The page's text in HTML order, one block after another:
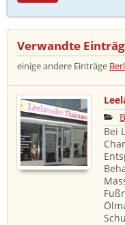
Verwandte
einige andere Einträge
Bei